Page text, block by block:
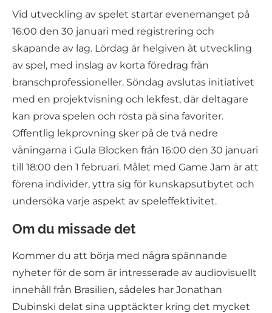
Vid utveckling av spelet startar evenemanget på
16:00 den 30 januari med registrering och
skapande av lag. Lördag är helgiven åt utveckling
av spel, med inslag av korta föredrag från
branschprofessioneller. Söndag avslutas initiativet
med en projektvisning och lekfest, där deltagare
kan prova spelen och rösta på sina favoriter.
Offentlig lekprovning sker på de två nedre
våningarna i Gula Blocken från 16:00 den 30 januari
till 18:00 den 1 februari. Målet med Game Jam är att
förena individer, yttra sig för kunskapsutbytet och
undersöka varje aspekt av speleffektivitet.
Om du missade det
Kommer du att börja med några spännande
nyheter för de som är intresserade av audiovisuellt
innehåll från Brasilien, sådeles har Jonathan
Dubinski delat sina upptäckter kring det mycket